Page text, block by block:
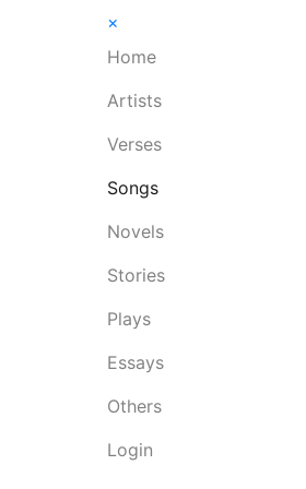
×
Home
Artists
Verses
Songs
Novels
Stories
Plays
Essays
Others
Login